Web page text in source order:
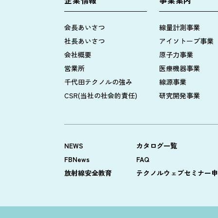
会長あいさつ
社長あいさつ
会社概要
営業所
千代田テクノルの強み
CSR(当社の社会的責任)
線量計測事業
アイソトープ事業
原子力事業
医療機器事業
線源事業
研究開発事業
NEWS
カタログ一覧
FBNews
FAQ
放射線安全教育
テクノルウェブセミナー